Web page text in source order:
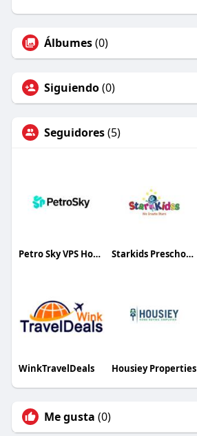
Álbumes(0)
Siguiendo(0)
Seguidores(5)
Petro Sky VPS Hosting Starkids Preschool Childcare
WinkTravelDeals Housiey Properties
Me gusta (0)